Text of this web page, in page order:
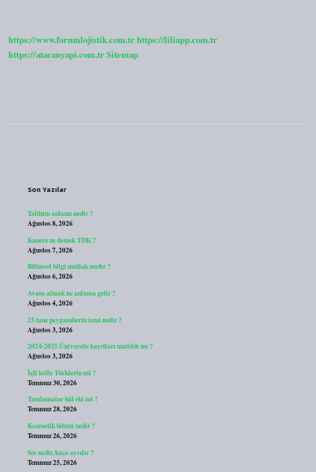
https://www.forumlojistik.com.trhttps://liliapp.com.tr
https://atacanyapi.com.trSitemap
Son Yazılar
Talihim anlamı nedir ?
Ağustos 8, 2026
Kanere ne demek TDK ?
Ağustos 7, 2026
Bilimsel bilgi mutlak mıdır ?
Ağustos 6, 2026
Avans almak ne anlama gelir ?
Ağustos 4, 2026
25 tane peygamberin ismi nedir ?
Ağustos 3, 2026
2024-2025 Üniversite kayıtları uzatıldı mı ?
Ağustos 3, 2026
İçli köfte Türklerin mi ?
Temmuz 30, 2026
Tamlamalar hâl eki mi ?
Temmuz 28, 2026
Kozmetik bilimi nedir ?
Temmuz 26, 2026
Ses nedir, kaça ayrılır ?
Temmuz 25, 2026